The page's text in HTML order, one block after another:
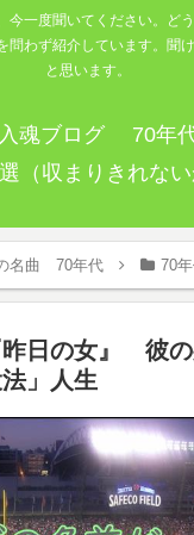
今一度聞いてください。ど
問わず紹介しています。聞
と思います。
魂ブログ 70年代
（収まりきれない
名曲 70年代 70
日の女』 彼の
」人生